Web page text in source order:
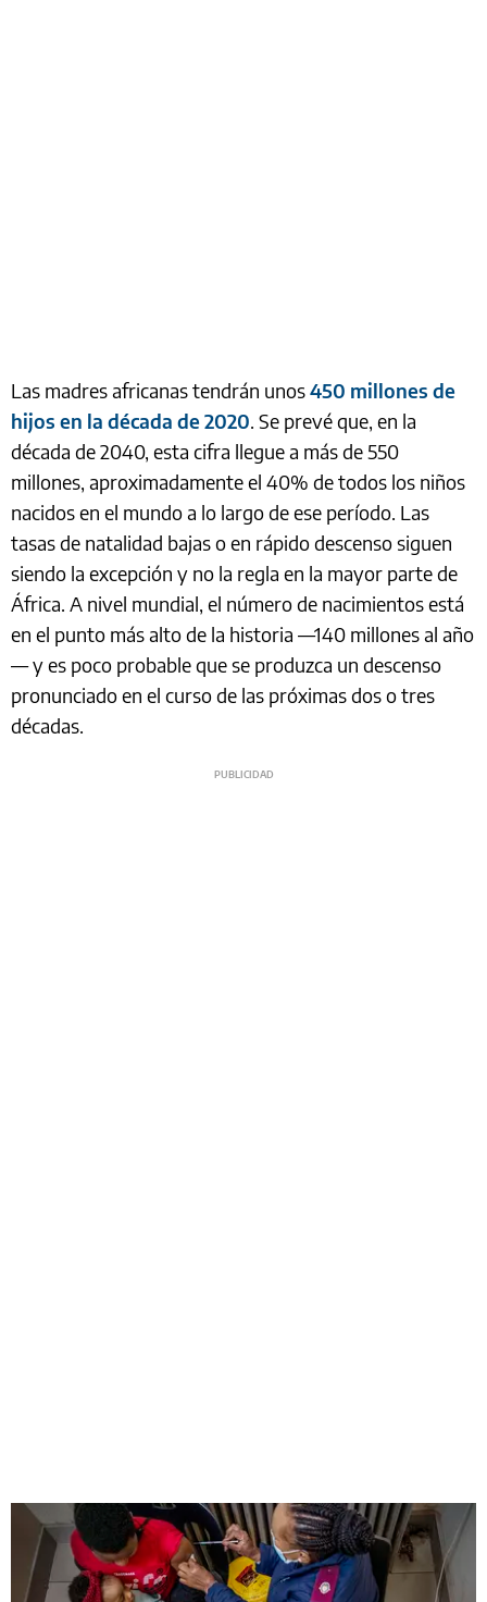
Las madres africanas tendrán unos450 millones de
hijos en la década de 2020. Se prevé que, en la
década de 2040, esta cifra llegue a más de 550
millones, aproximadamente el 40% de todos los niños
nacidos en el mundo a lo largo de ese período. Las
tasas de natalidad bajas o en rápido descenso siguen
siendo la excepción y no la regla en la mayor parte de
África. A nivel mundial, el número de nacimientos está
en el punto más alto de la historia —140 millones al año
— y es poco probable que se produzca un descenso
pronunciado en el curso de las próximas dos o tres
décadas.